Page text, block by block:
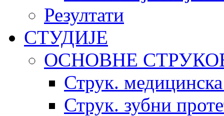
Резултати
СТУДИЈЕ
ОСНОВНЕ
Струк. медицинска
Струк. зубни